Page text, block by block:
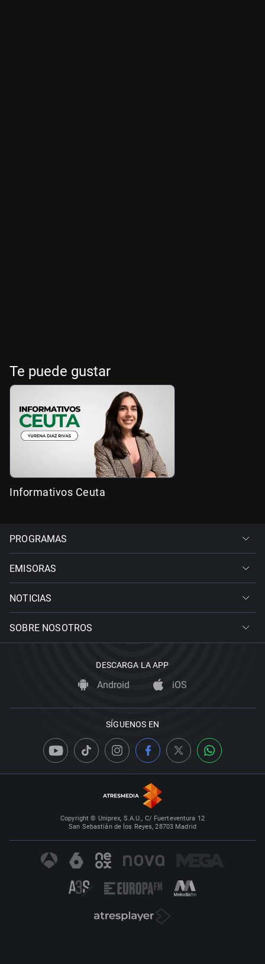
Te puede gustar
Informativos Ceuta
PROGRAMAS
EMISORAS
NOTICIAS
SOBRE NOSOTROS
DESCARGA LA APP
Android iOS
SÍGUENOS EN
Copyright © Uniprex, S.A.U., C/ Fuerteventura 12
San Sebastián de los Reyes, 28703 Madrid